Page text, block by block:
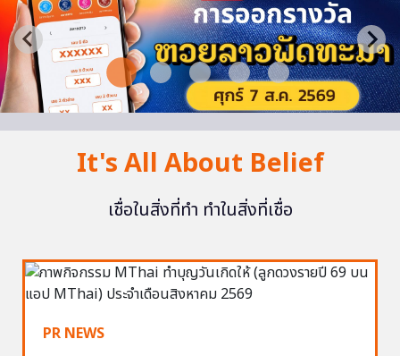
It's All About Belief
เชื่อในสิ่งที่ทำ ทำในสิ่งที่เชื่อ
PR NEWS